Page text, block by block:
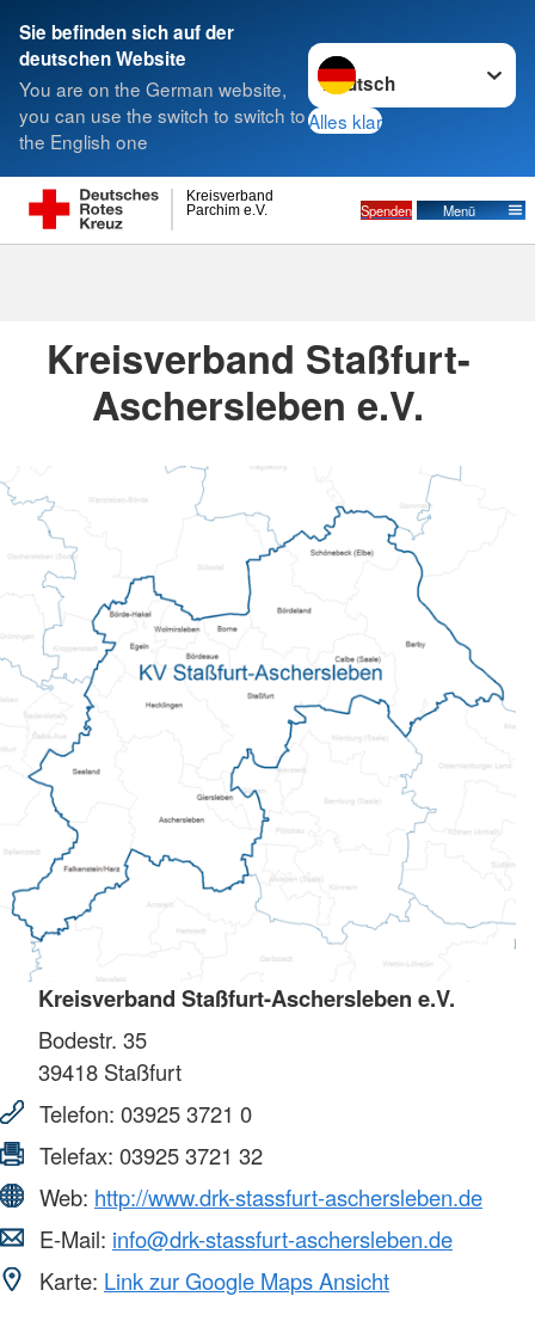
Sie befinden sich auf der
deutschen Website
You are on the German website,
you can use the switch to switch to
the English one
Sprache wechseln zu
Alles klar
Parchim e.V.
Kreisverband
Spenden Menü
Suche
Kreisverband Staßfurt-
Aschersleben e.V.
Kreisverband Staßfurt-Aschersleben e.V.
Bodestr. 35
39418 Staßfurt
Telefon: 03925 3721 0
Telefax: 03925 3721 32
Web: http://www.drk-stassfurt-aschersleben.de
E-Mail: info@drk-stassfurt-aschersleben.de
Karte: Link zur Google Maps Ansicht